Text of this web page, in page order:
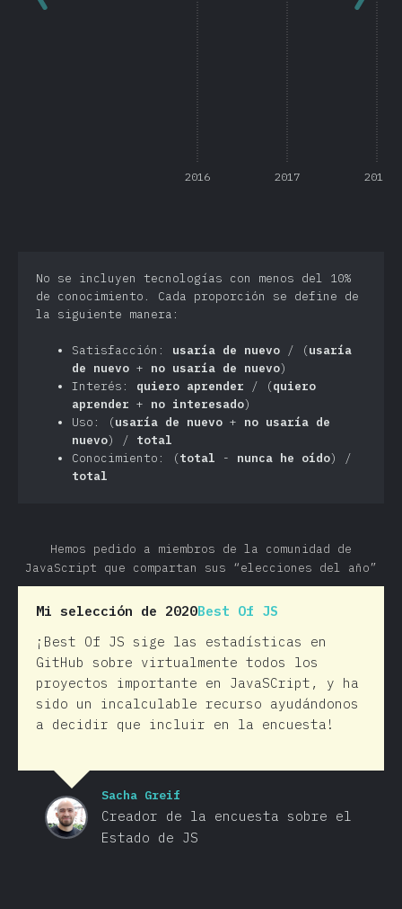
2016 2017 2018
No se incluyen tecnologías con menos del 10%
de conocimiento. Cada proporción se define de
la siguiente manera:
Satisfacción: usaría de nuevo / (usaría
de nuevo + no usaría de nuevo)
Interés: quiero aprender / (quiero
aprender + no interesado)
Uso: (usaría de nuevo + no usaría de
nuevo) / total
Conocimiento: (total - nunca he oído) /
total
Hemos pedido a miembros de la comunidad de
JavaScript que compartan sus “elecciones del año”
Mi selección de 2020Best Of JS
¡Best Of JS sige las estadísticas en
GitHub sobre virtualmente todos los
proyectos importante en JavaSCript, y ha
sido un incalculable recurso ayudándonos
a decidir que incluir en la encuesta!
Sacha Greif
Creador de la encuesta sobre el
Estado de JS